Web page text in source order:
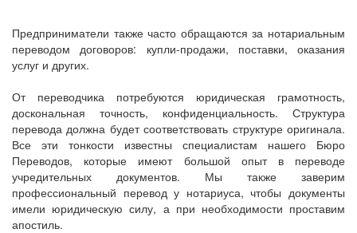
Предприниматели также часто обращаются за нотариальным
переводом договоров: купли-продажи, поставки, оказания
услуг и других.
От переводчика потребуются юридическая грамотность,
доскональная точность, конфиденциальность. Структура
перевода должна будет соответствовать структуре оригинала.
Все эти тонкости известны специалистам нашего Бюро
Переводов, которые имеют большой опыт в переводе
учредительных документов. Мы также заверим
профессиональный перевод у нотариуса, чтобы документы
имели юридическую силу, а при необходимости проставим
апостиль.